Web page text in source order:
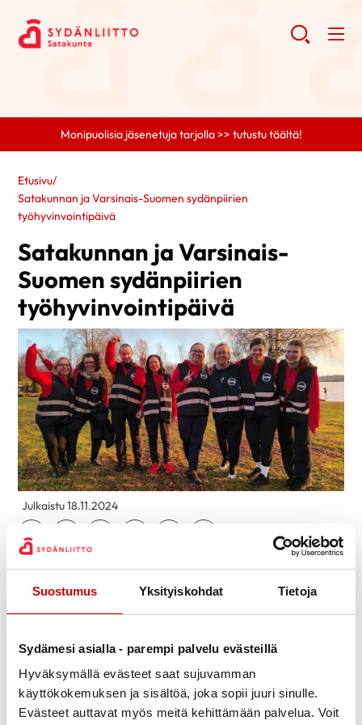
Suostumus Yksityiskohdat Tietoja
Sydämesi asialla - parempi palvelu evästeillä
Hyväksymällä evästeet saat sujuvamman
käyttökokemuksen ja sisältöä, joka sopii juuri sinulle.
Evästeet auttavat myös meitä kehittämään palvelua. Voit
Monipuolisia jäsenetuja tarjolla >> tutustu täältä!
Etusivu/
Satakunnan ja Varsinais-Suomen sydänpiirien
työhyvinvointipäivä
Satakunnan ja Varsinais-
Suomen sydänpiirien
työhyvinvointipäivä
Julkaistu 18.11.2024
Jaa Whatsapp
Jaa FacebookJaa TwitterJaa LinkedinJaa EmailJaa Print
Satakunnan ja Varsinais-Suomen Sydänpiiri ry:n
työntekijöiden työhyvinvointipäivän Amazing
Satakunta Race -kisa sisälsi uskomattomia
Kisa koostui kymmenestä erilaisesta tehtävästä, joita
olivat muun muassa Satakunnan karhun luominen
savesta, yrttien tunnistaminen, kukkien sidonta,